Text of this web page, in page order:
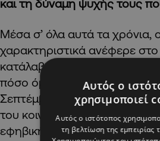
και τη δύναμη ψυχής τους
Μέσα σ’ όλα αυτά τα
χαρακτηριστικά ανέφερε στο
κατάλαβε τόσο την αξία της
πόσο όμορφη είναι. Με
Σεπτέμβριο και το στόχο
του κοινού για τον καρκίνο
εφηβικής ηλικίας, ο
Αυτός ο
χρησιμοποιεί
Αυτός ο ιστότοπος
τη βελτίωση της